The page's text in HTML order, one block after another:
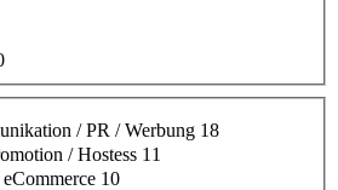
/ PR / Werbung 18
/ Hostess 11
10